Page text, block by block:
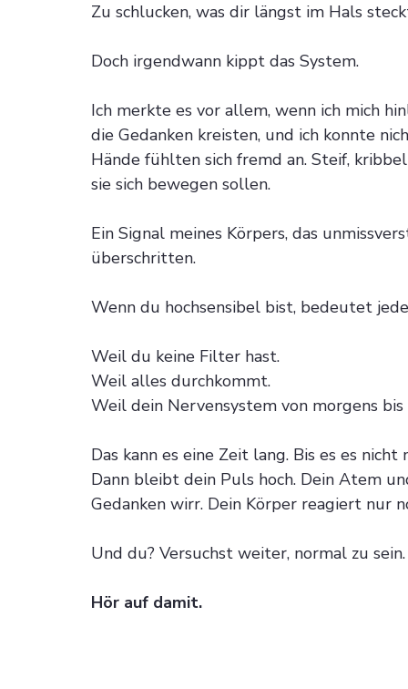
Zu schlucken, was dir längst im Hals
Doch irgendwann kippt das System.
Ich merkte es vor allem, wenn ich mich
die Gedanken kreisten, und ich konnte
Hände fühlten sich fremd an. Steif,
sie sich bewegen sollen.
Ein Signal meines Körpers, das
überschritten.
Wenn du hochsensibel bist, bedeutet
Weil du keine Filter hast.
Weil alles durchkommt.
Weil dein Nervensystem von morgens
Das kann es eine Zeit lang. Bis es es nicht
Dann bleibt dein Puls hoch. Dein Atem
Gedanken wirr. Dein Körper reagiert nur
Und du? Versuchst weiter, normal zu
Hör auf damit.